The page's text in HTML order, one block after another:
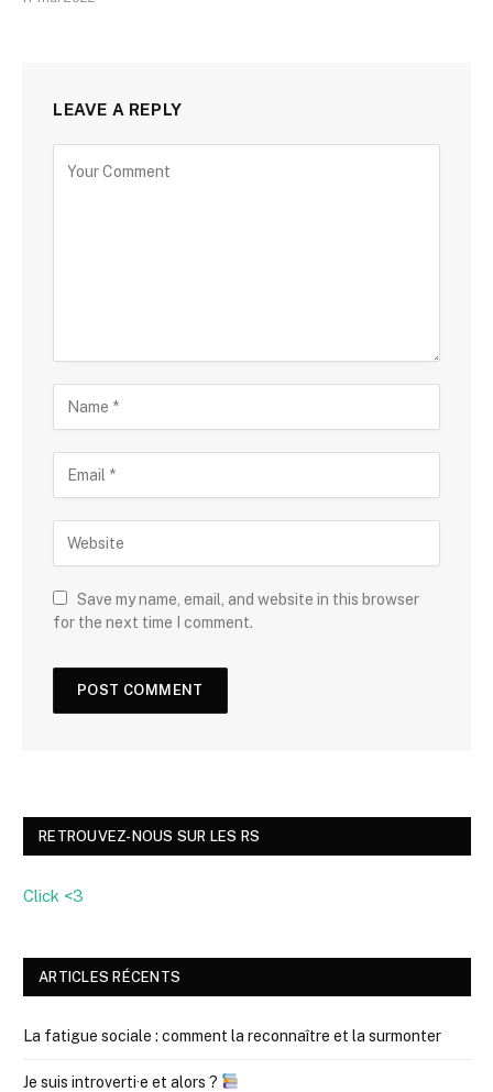
LEAVE A REPLY
Save my name, email, and website in this browser
for the next time I comment.
RETROUVEZ-NOUS SUR LES RS
Click <3
ARTICLES RÉCENTS
La fatigue sociale : comment la reconnaître et la surmonter
Je suis introverti·e et alors ?